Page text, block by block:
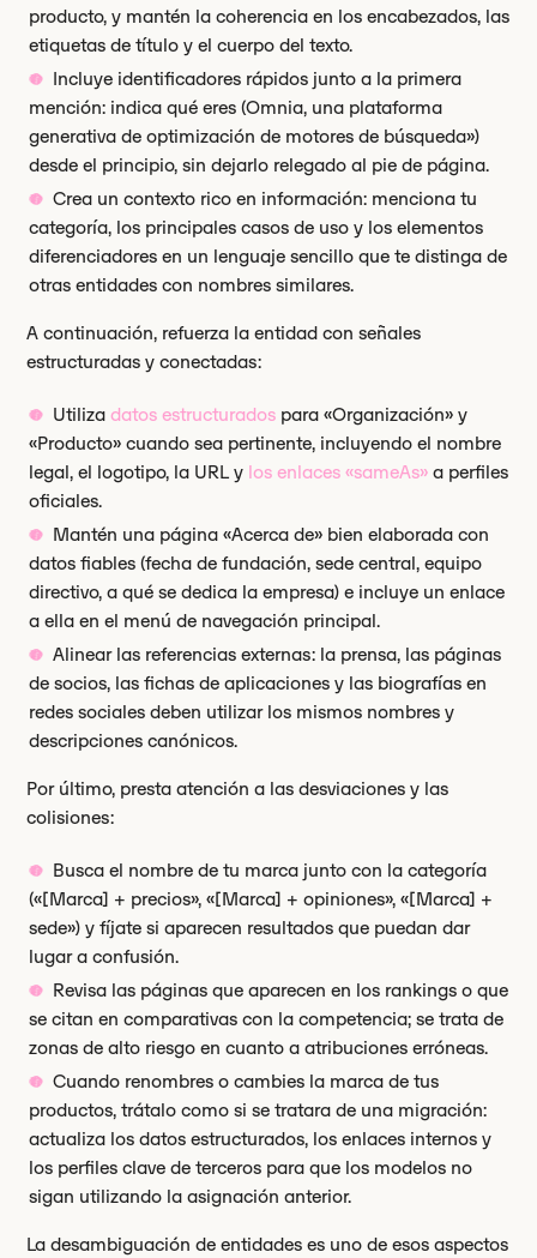
producto, y mantén la coherencia en los encabezados, las
etiquetas de título y el cuerpo del texto.
Incluye identificadores rápidos junto a la primera
mención: indica qué eres (Omnia, una plataforma
generativa de optimización de motores de búsqueda»)
desde el principio, sin dejarlo relegado al pie de página.
Crea un contexto rico en información: menciona tu
categoría, los principales casos de uso y los elementos
diferenciadores en un lenguaje sencillo que te distinga de
otras entidades con nombres similares.
A continuación, refuerza la entidad con señales
estructuradas y conectadas:
Utilizadatos estructurados para «Organización» y
«Producto» cuando sea pertinente, incluyendo el nombre
legal, el logotipo, la URL y los enlaces «sameAs» a perfiles
oficiales.
Mantén una página «Acerca de» bien elaborada con
datos fiables (fecha de fundación, sede central, equipo
directivo, a qué se dedica la empresa) e incluye un enlace
a ella en el menú de navegación principal.
Alinear las referencias externas: la prensa, las páginas
de socios, las fichas de aplicaciones y las biografías en
redes sociales deben utilizar los mismos nombres y
descripciones canónicos.
Por último, presta atención a las desviaciones y las
colisiones:
Busca el nombre de tu marca junto con la categoría
(«[Marca] + precios», «[Marca] + opiniones», «[Marca] +
sede») y fíjate si aparecen resultados que puedan dar
lugar a confusión.
Revisa las páginas que aparecen en los rankings o que
se citan en comparativas con la competencia; se trata de
zonas de alto riesgo en cuanto a atribuciones erróneas.
Cuando renombres o cambies la marca de tus
productos, trátalo como si se tratara de una migración:
actualiza los datos estructurados, los enlaces internos y
los perfiles clave de terceros para que los modelos no
sigan utilizando la asignación anterior.
La desambiguación de entidades es uno de esos aspectos